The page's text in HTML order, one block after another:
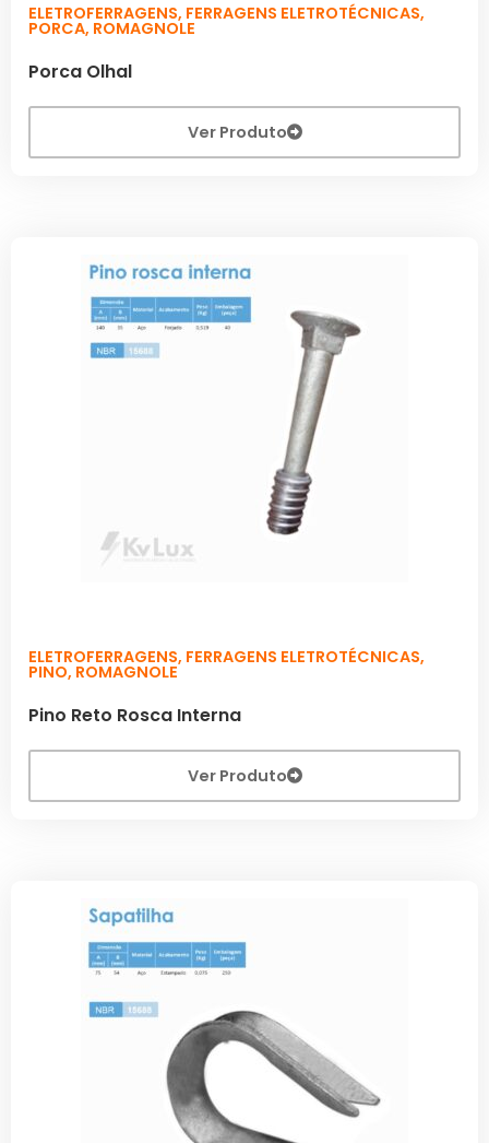
ELETROFERRAGENS, FERRAGENS ELETROTÉCNICAS,
PORCA, ROMAGNOLE
Porca Olhal
Ver Produto
ELETROFERRAGENS, FERRAGENS ELETROTÉCNICAS,
PINO, ROMAGNOLE
Pino Reto Rosca Interna
Ver Produto